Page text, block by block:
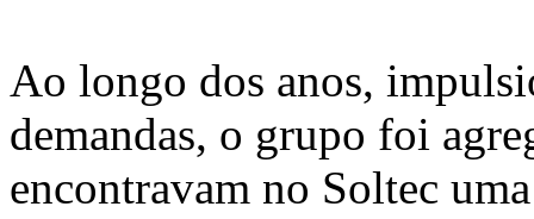
Ao longo dos anos,
demandas, o grupo foi
encontravam no Soltec